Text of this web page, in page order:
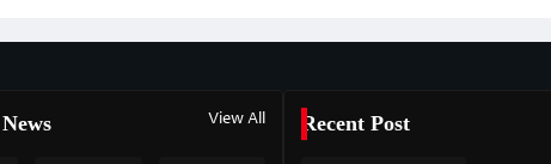
View All Recent Post